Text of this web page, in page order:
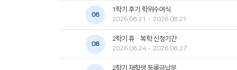
08
1학기 후기 학위수여식
2026.08.21 - 2026.08.21
08
2학기 휴·복학 신청기간
2026.08.24 - 2026.08.27
2학기 재학생 등록금납부